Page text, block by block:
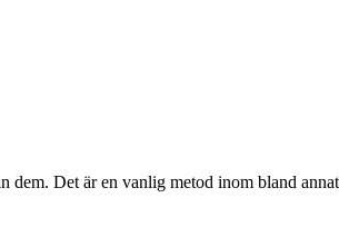
Det är en vanlig metod inom bland